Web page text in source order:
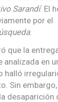
Sarandí. El
por el
.
que la
analizada en
halló
Sin
desaparición